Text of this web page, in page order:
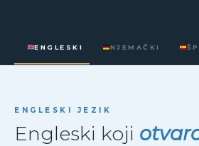
ENGLESKI NJEMAČKI
ENGLESKI JEZIK
Engleski koji